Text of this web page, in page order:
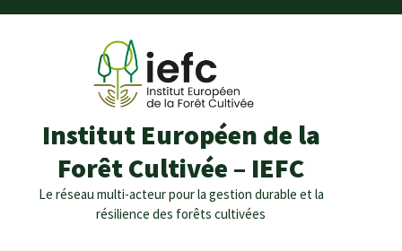
Institut Européen de la
Forêt Cultivée – IEFC
Le réseau multi-acteur pour la gestion durable et la
résilience des forêts cultivées